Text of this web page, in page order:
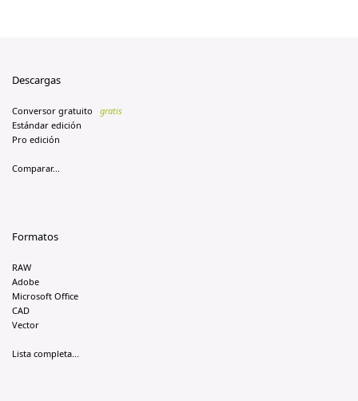
Descargas
Conversor gratuito
gratis
Estándar edición
Pro edición
Comparar...
Formatos
RAW
Adobe
Microsoft Office
CAD
Vector
Lista completa...